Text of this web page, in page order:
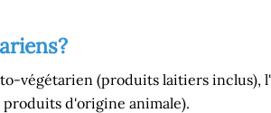
végétarien (produits laitiers
d'origine animale).